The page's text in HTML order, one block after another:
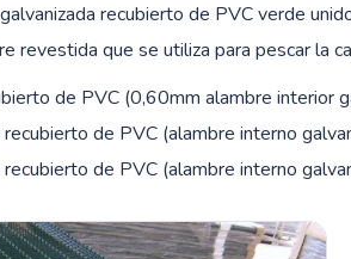
recubierto de PVC verde
revestida que se utiliza para pescar la
de PVC (0,60mm alambre
de PVC (alambre interno
de PVC (alambre interno